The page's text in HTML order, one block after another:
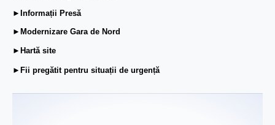
►Informații Presă
►Modernizare Gara de Nord
►Hartă site
►Fii pregătit pentru situații de urgență